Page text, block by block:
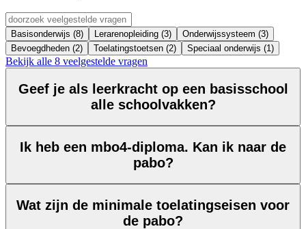
Basisonderwijs (8) Lerarenopleiding (3)
Onderwijssysteem (3)
Bevoegdheden (2)
Toelatingstoetsen (2) Speciaal onderwijs (1)
Bekijk alle 8 veelgestelde vragen
Geef je als leerkracht op een basisschool
alle schoolvakken?
Ik heb een mbo4-diploma. Kan ik naar de
pabo?
Wat zijn de minimale toelatingseisen voor
de pabo?